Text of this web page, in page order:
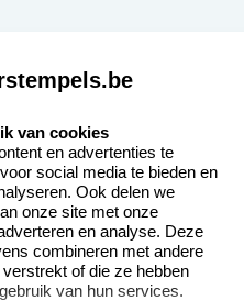
Contact opnemen
Veel gestelde vragen
Retourneren
Herroepingsrecht
van cookies
en advertenties te
social media te bieden en
Ook delen we
onze site met onze
en analyse. Deze
combineren met andere
of die ze hebben
van hun services.